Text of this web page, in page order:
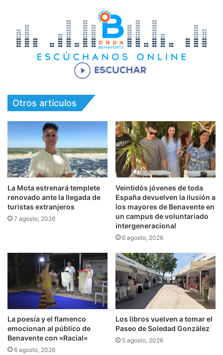
Otros artículos
La Mota estrenará templete
renovado ante la llegada de
turistas extranjeros
7 agosto, 2026
Veintidós jóvenes de toda
España devuelven la ilusión a
los mayores de Benavente en
un campus de voluntariado
intergeneracional
6 agosto, 2026
La poesía y el flamenco
emocionan al público de
Benavente con «Racial»
6 agosto, 2026
Los libros vuelven a tomar el
Paseo de Soledad González
5 agosto, 2026